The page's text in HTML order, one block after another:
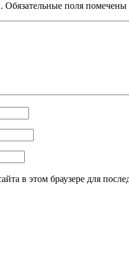
Обязательные поля помечены
в этом браузере для